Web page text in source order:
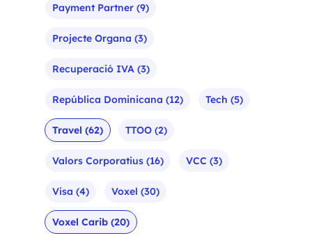
Payment Partner (9)
Projecte Organa (3)
Recuperació IVA (3)
República Dominicana (12) Tech (5)
Travel (62) TTOO (2)
Valors Corporatius (16) VCC (3)
Visa (4) Voxel (30)
Voxel Carib (20)